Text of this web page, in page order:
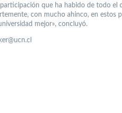
participación que ha habido de todo el
con mucho ahinco, en estos
mejor», concluyó.